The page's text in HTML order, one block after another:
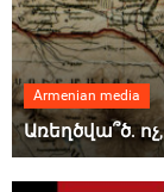
Armenian media
Առեղծվա՞ծ.